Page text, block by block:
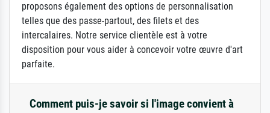
proposons également des options de personnalisation
telles que des passe-partout, des filets et des
intercalaires. Notre service clientèle est à votre
disposition pour vous aider à concevoir votre œuvre d'art
parfaite.
Comment puis-je savoir si l'image convient à